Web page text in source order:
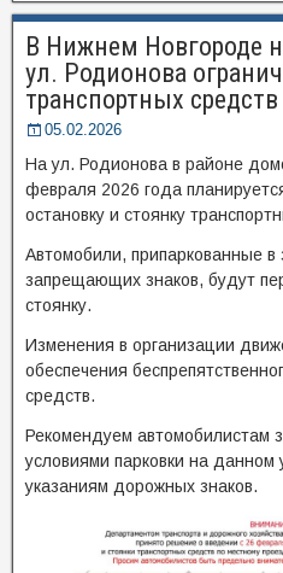
В Нижнем Новгороде
ул. Родионова
транспортных средств
05.02.2026
На ул. Родионова в районе
февраля 2026 года
остановку и стоянку
Автомобили, припаркованные в
запрещающих знаков, будут
стоянку.
Изменения в организации
обеспечения
средств.
Рекомендуем автомобилистам
условиями парковки на данном
указаниям дорожных знаков.